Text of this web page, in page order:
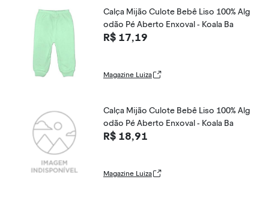
Calça Mijão Culote Bebê Liso 100% Alg
odão Pé Aberto Enxoval - Koala Ba
R$ 17,19
Magazine Luiza
Calça Mijão Culote Bebê Liso 100% Alg
odão Pé Aberto Enxoval - Koala Ba
R$ 18,91
Magazine Luiza